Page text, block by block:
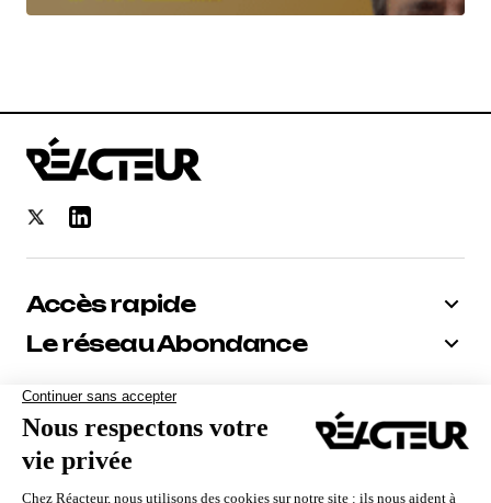
Accès rapide
Le réseau Abondance
Bénéficiez de -10% sur tous nos
abonnements
Recevoir le code